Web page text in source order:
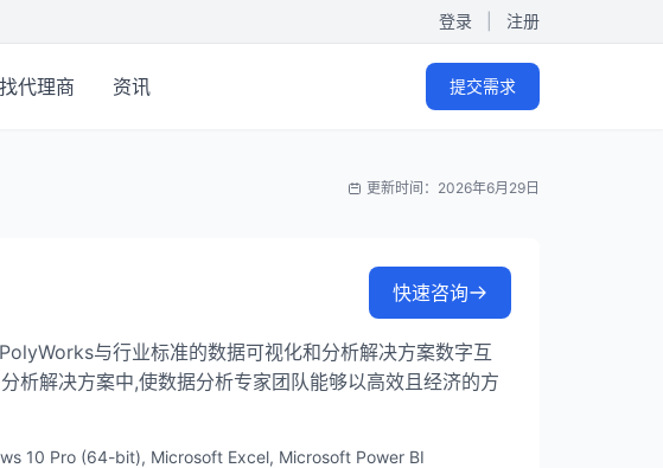
登录 注册
找代理商 资讯 提交需求
更新时间：2026年6月29日
快速咨询
与行业标准的数据可视化和分析解决方案数字互
析解决方案中,使数据分析专家团队能够以高效且经济的方
10 Pro (64-bit), Microsoft Excel, Microsoft Power BI